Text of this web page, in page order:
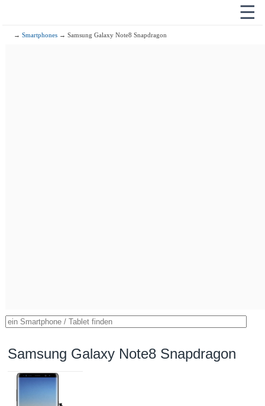
☰
→Smartphones → Samsung Galaxy Note8 Snapdragon
Samsung Galaxy Note8 Snapdragon